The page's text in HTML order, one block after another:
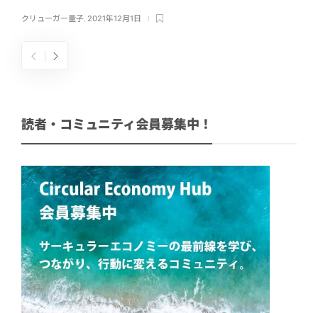
クリューガー量子, 2021年12月1日
読者・コミュニティ会員募集中！